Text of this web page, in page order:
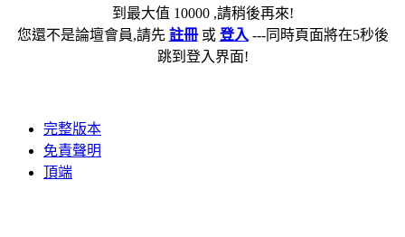
到最大值 10000 ,請稍後再來!
您還不是論壇會員,請先 註冊或 登入 ---同時頁面將在5秒後
跳到登入界面!
完整版本
免責聲明
頂端